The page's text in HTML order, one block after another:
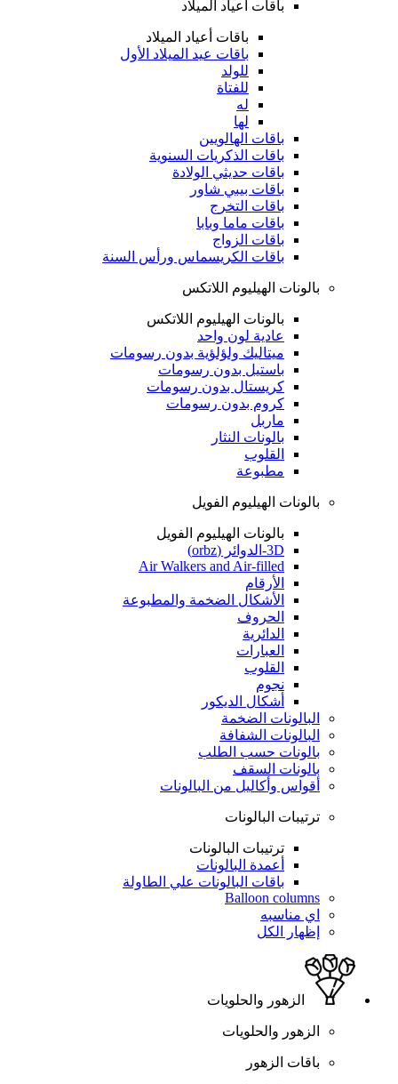
باقات أعياد الميلاد
باقات أعياد الميلاد
باقات عيد الميلاد الأول
للولد
للفتاة
له
لها
باقات الهالويين
باقات الذكريات السنوية
باقات حديثي الولادة
باقات بيبي شاور
باقات التخرج
باقات ماما وبابا
باقات الزواج
باقات الكريسماس ورأس السنة
بالونات الهيليوم اللاتكس
بالونات الهيليوم اللاتكس
عادية لون واحد
ميتاليك ولؤلؤية بدون رسومات
باستيل بدون رسومات
كريستال بدون رسومات
كروم بدون رسومات
ماربل
بالونات النثار
القلوب
مطبوعة
بالونات الهيليوم الفويل
بالونات الهيليوم الفويل
3D-الدوائر (orbz)
Air Walkers and Air-filled
الأرقام
الأشكال الضخمة والمطبوعة
الحروف
الدائرية
العبارات
القلوب
نجوم
أشكال الديكور
البالونات الضخمة
البالونات الشفافة
بالونات حسب الطلب
بالونات السقف
أقواس وأكاليل من البالونات
ترتيبات البالونات
ترتيبات البالونات
أعمدة البالونات
باقات البالونات علي الطاولة
Balloon columns
اي مناسبه
إظهار الكل
الزهور والحلويات
الزهور والحلويات
باقات الزهور